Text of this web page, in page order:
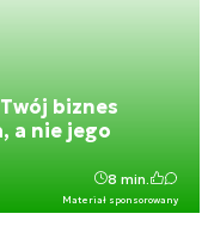
biznes
a nie jego
Materiał sponsorowany
8 min.